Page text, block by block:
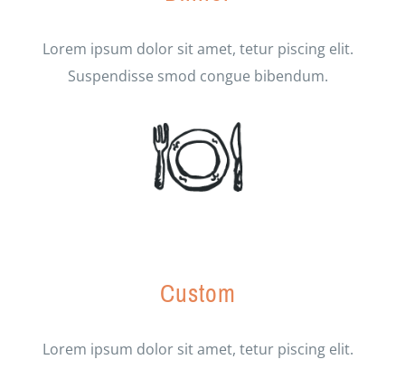
Lorem ipsum dolor sit amet, tetur piscing elit.
Suspendisse smod congue bibendum.
Custom
Lorem ipsum dolor sit amet, tetur piscing elit.